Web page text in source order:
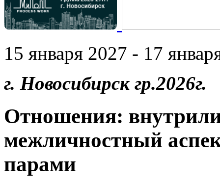
15 января 2027 - 17
г. Новосибирск гр.2026г.
Отношения:
межличностный
парами